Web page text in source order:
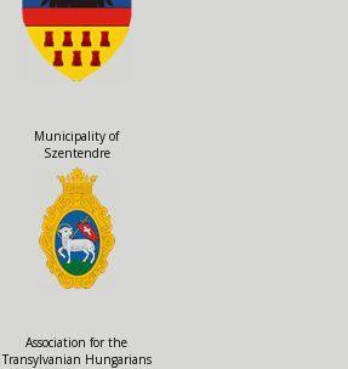
Municipality of
Szentendre
Association for the
Transylvanian Hungarians